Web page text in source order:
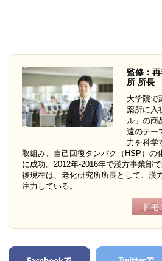
監修：
所 所長
大学院で
薬所に入
ル」の商
遠のテー
力を科学
取組み、自己回復タンパク（HSP）の
に成功。2012年-2016年で漢方事業部
後現在は、老化研究所所長として、漢
注力している。
ド